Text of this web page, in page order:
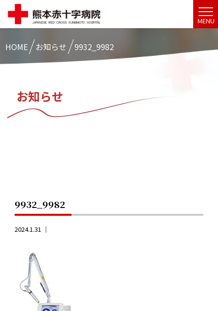
MENU
HOME お知らせ 9932_9982
お知らせ
9932_9982
2024.1.31 ｜